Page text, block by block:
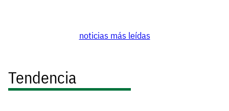
noticias más leídas
Tendencia